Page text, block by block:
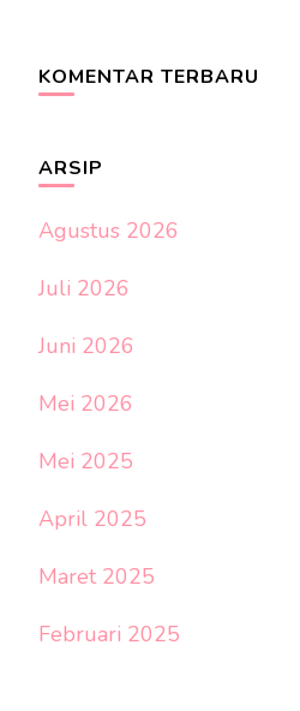
KOMENTAR TERBARU
ARSIP
Agustus 2026
Juli 2026
Juni 2026
Mei 2026
Mei 2025
April 2025
Maret 2025
Februari 2025